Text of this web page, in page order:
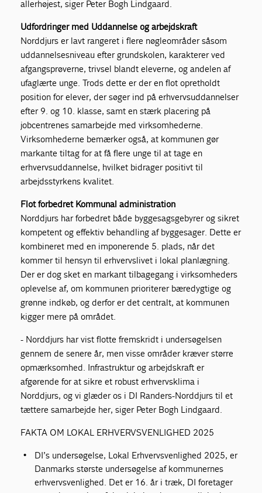
allerhøjest, siger Peter Bogh Lindgaard.
Udfordringer med Uddannelse og arbejdskraft
Norddjurs er lavt rangeret i flere nøgleområder såsom
uddannelsesniveau efter grundskolen, karakterer ved
afgangsprøverne, trivsel blandt eleverne, og andelen af
ufaglærte unge. Trods dette er der en flot opretholdt
position for elever, der søger ind på erhvervsuddannelser
efter 9. og 10. klasse, samt en stærk placering på
jobcentrenes samarbejde med virksomhederne.
Virksomhederne bemærker også, at kommunen gør
markante tiltag for at få flere unge til at tage en
erhvervsuddannelse, hvilket bidrager positivt til
arbejdsstyrkens kvalitet.
Flot forbedret Kommunal administration
Norddjurs har forbedret både byggesagsgebyrer og sikret
kompetent og effektiv behandling af byggesager. Dette er
kombineret med en imponerende 5. plads, når det
kommer til hensyn til erhvervslivet i lokal planlægning.
Der er dog sket en markant tilbagegang i virksomheders
oplevelse af, om kommunen prioriterer bæredygtige og
grønne indkøb, og derfor er det centralt, at kommunen
kigger mere på området.
- Norddjurs har vist flotte fremskridt i undersøgelsen
gennem de senere år, men visse områder kræver større
opmærksomhed. Infrastruktur og arbejdskraft er
afgørende for at sikre et robust erhvervsklima i
Norddjurs, og vi glæder os i DI Randers-Norddjurs til et
tættere samarbejde her, siger Peter Bogh Lindgaard.
FAKTA OM LOKAL ERHVERVSVENLIGHED 2025
DI’s undersøgelse, Lokal Erhvervsvenlighed 2025, er
Danmarks største undersøgelse af kommunernes
erhvervsvenlighed. Det er 16. år i træk, DI foretager